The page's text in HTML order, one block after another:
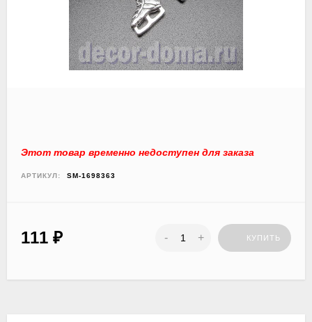
Этот товар временно недоступен для заказа
АРТИКУЛ: SM-1698363
111 ₽ - + КУПИТЬ